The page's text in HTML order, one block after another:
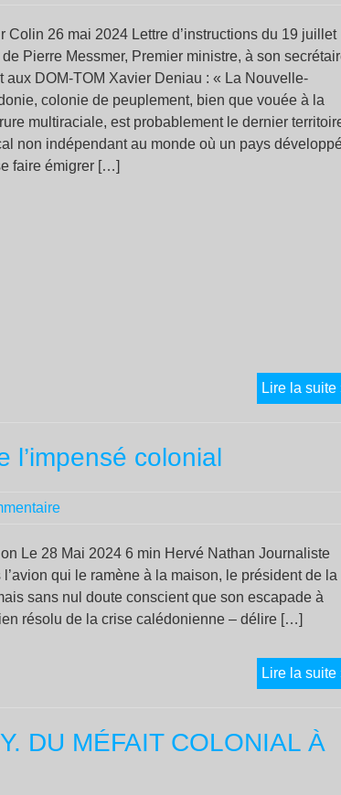
Colin 26 mai 2024 Lettre d’instructions du 19 juillet
de Pierre Messmer, Premier ministre, à son
aux DOM-TOM Xavier Deniau : « La Nouvelle-
colonie de peuplement, bien que vouée à la
multiraciale, est probablement le dernier
non indépendant au monde où un pays
faire émigrer […]
Lire la suite
l’impensé colonial
Le 28 Mai 2024 6 min Hervé Nathan Journaliste
l’avion qui le ramène à la maison, le président de la
sans nul doute conscient que son escapade à
résolu de la crise calédonienne – délire […]
Lire la suite
DU MÉFAIT COLONIAL À